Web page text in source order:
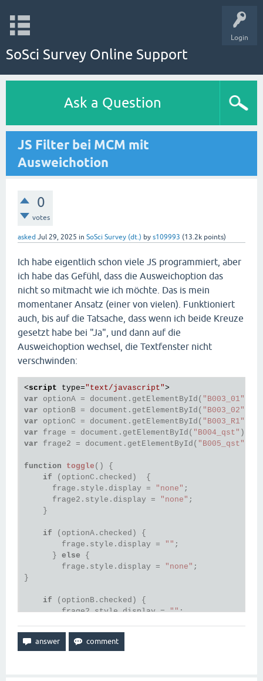
Login
SoSci Survey Online Support
Ask a Question
JS Filter bei MCM mit
Ausweichotion
0
votes
asked Jul 29, 2025 in SoSci Survey (dt.) by s109993 (13.2k points)
Ich habe eigentlich schon viele JS programmiert, aber
ich habe das Gefühl, dass die Ausweichoption das
nicht so mitmacht wie ich möchte. Das is mein
momentaner Ansatz (einer von vielen). Funktioniert
auch, bis auf die Tatsache, dass wenn ich beide Kreuze
gesetzt habe bei "Ja", und dann auf die
Ausweichoption wechsel, die Textfenster nicht
verschwinden:
<script type="text/javascript">
var optionA = document.getElementById( "B003_01"
var optionB = document.getElementById( "B003_02"
var optionC = document.getElementById( "B003_R1"
var frage = document.getElementById( "B004_qst" );
var frage2 = document.getElementById( "B005_qst"
function toggle ()
{
if (optionC.checked)  {
      frage.style.display =
"none" ;
      frage2.style.display =
"none" ;
    }
if (optionA.checked) {
        frage.style.display =
"" ;
      }
else {
        frage.style.display =
"none" ;
}
if (optionB.checked) {
        frage2.style.display =
"";
        frage2.style.display =
}